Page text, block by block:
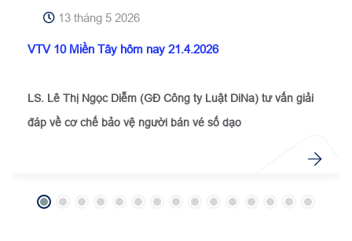
13 tháng 5 2026
VTV 10 Miền Tây hôm nay 21.4.2026
LS. Lê Thị Ngọc Diễm (GĐ Công ty Luật DiNa) tư vấn giải
đáp về cơ chế bảo vệ người bán vé số dạo